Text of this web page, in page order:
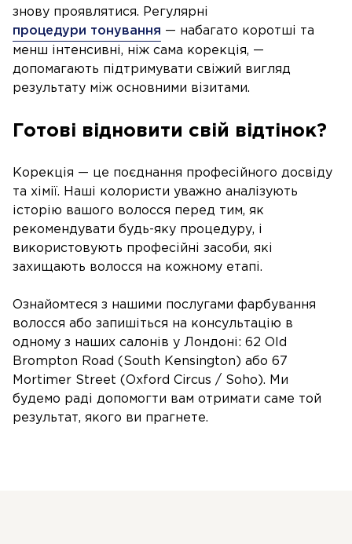
знову проявлятися. Регулярні
процедури тонування — набагато коротші та
менш інтенсивні, ніж сама корекція, —
допомагають підтримувати свіжий вигляд
результату між основними візитами.
Готові відновити свій відтінок?
Корекція — це поєднання професійного досвіду
та хімії. Наші колористи уважно аналізують
історію вашого волосся перед тим, як
рекомендувати будь-яку процедуру, і
використовують професійні засоби, які
захищають волосся на кожному етапі.
Ознайомтеся з нашими послугами фарбування
волосся або запишіться на консультацію в
одному з наших салонів у Лондоні: 62 Old
Brompton Road (South Kensington) або 67
Mortimer Street (Oxford Circus / Soho). Ми
будемо раді допомогти вам отримати саме той
результат, якого ви прагнете.